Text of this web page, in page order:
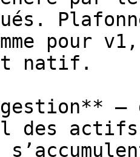
pour
natif.
—
actifs